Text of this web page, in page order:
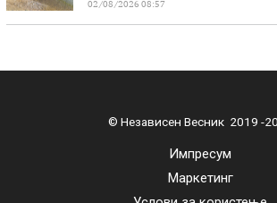
02/08/2026 08:57
© Независен Весник 2019 -
Импресум
Маркетинг